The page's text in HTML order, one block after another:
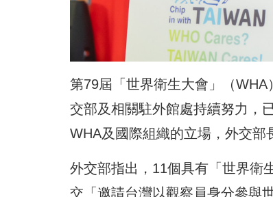
第79屆「世界衛生大會」（
交部及相關駐外館處持續努力，
WHA及國際組織的立場，外交部
外交部指出，11個具有「世界衛
交「邀請台灣以觀察員身分參與